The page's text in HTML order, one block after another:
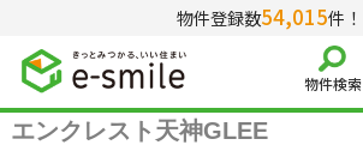
物件登録数54,015件！
物件検索
エンクレスト天神GLEE